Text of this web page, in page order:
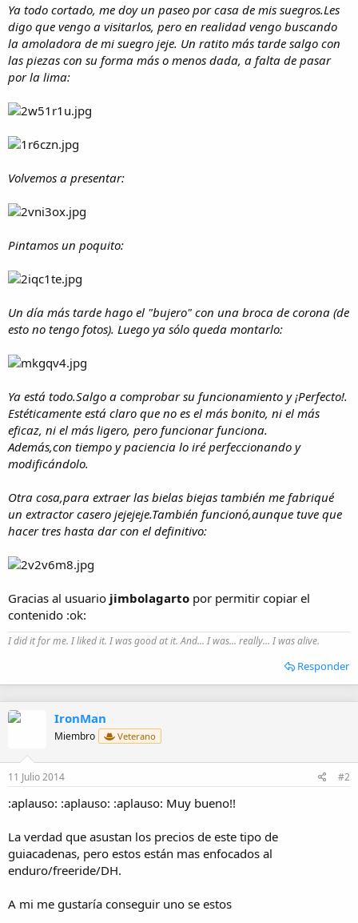
Ya todo cortado, me doy un paseo por casa de mis suegros.Les
digo que vengo a visitarlos, pero en realidad vengo buscando
la amoladora de mi suegro jeje. Un ratito más tarde salgo con
las piezas con su forma más o menos dada, a falta de pasar
por la lima:
Volvemos a presentar:
Pintamos un poquito:
Un día más tarde hago el "bujero" con una broca de corona (de
esto no tengo fotos). Luego ya sólo queda montarlo:
Ya está todo.Salgo a comprobar su funcionamiento y ¡Perfecto!.
Estéticamente está claro que no es el más bonito, ni el más
eficaz, ni el más ligero, pero funcionar funciona.
Además,con tiempo y paciencia lo iré perfeccionando y
modificándolo.
Otra cosa,para extraer las bielas biejas también me fabriqué
un extractor casero jejejeje.También funcionó,aunque tuve que
hacer tres hasta dar con el definitivo:
Gracias al usuario jimbolagarto por permitir copiar el
contenido :ok:
I did it for me. I liked it. I was good at it. And... I was... really... I was alive.
Responder
IronMan
Miembro Veterano
11 Julio 2014 #2
:aplauso: :aplauso: :aplauso: Muy bueno!!
La verdad que asustan los precios de este tipo de
guiacadenas, pero estos están mas enfocados al
enduro/freeride/DH.
A mi me gustaría conseguir uno se estos